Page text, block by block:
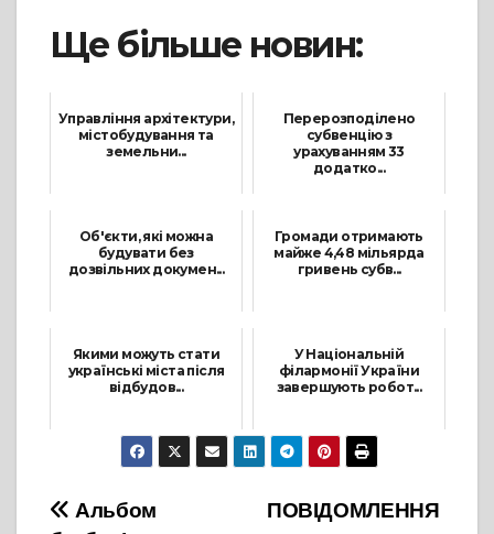
Ще більше новин:
Управління архітектури,
містобудування та
земельни...
Перерозподілено
субвенцію з
урахуванням 33
додатко...
Об'єкти, які можна
будувати без
дозвільних докумен...
Громади отримають
майже 4,48 мільярда
гривень субв...
Якими можуть стати
українські міста після
відбудов...
15 Березня, 2023
У Національній
філармонії України
завершують робот...
14 Квітня, 2023
Навігація
ПОВІДОМЛЕННЯ
Альбом